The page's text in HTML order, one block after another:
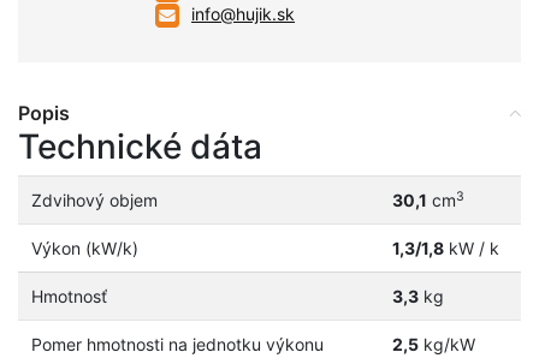
info@hujik.sk
Popis
Technické dáta
Zdvihový objem 30,1 cm3
Výkon (kW/k) 1,3/1,8kW / k
Hmotnosť 3,3kg
Pomer hmotnosti na jednotku výkonu 2,5kg/kW